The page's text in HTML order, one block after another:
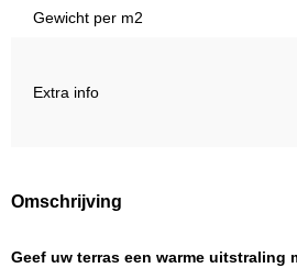
Gewicht per m2
Extra info
Omschrijving
Geef uw terras een warme uitstraling